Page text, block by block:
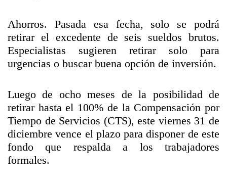
Ahorros. Pasada esa fecha, solo se podrá
retirar el excedente de seis sueldos brutos.
Especialistas sugieren retirar solo para
urgencias o buscar buena opción de inversión.
Luego de ocho meses de la posibilidad de
retirar hasta el 100% de la Compensación por
Tiempo de Servicios (CTS), este viernes 31 de
diciembre vence el plazo para disponer de este
fondo que respalda a los trabajadores
formales.